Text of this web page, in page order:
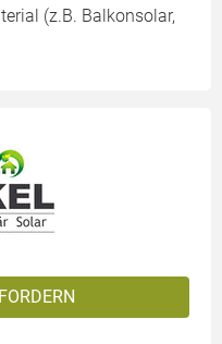
(z.B. Balkonsolar,